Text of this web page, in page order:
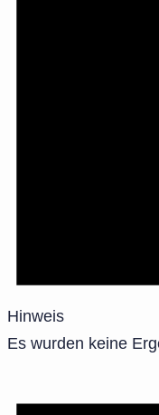
Hinweis
Es wurden keine